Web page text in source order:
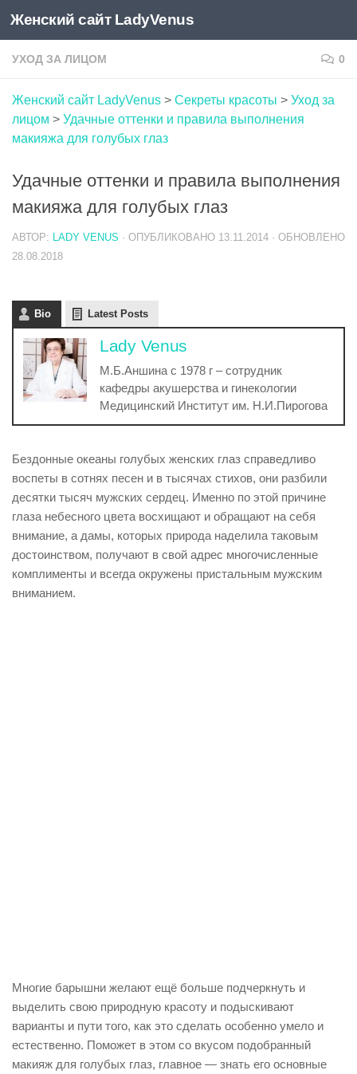
Skip to content
Женский сайт LadyVenus
УХОД ЗА ЛИЦОМ 0
Женский сайт LadyVenus > Секреты красоты > Уход за
лицом > Удачные оттенки и правила выполнения
макияжа для голубых глаз
Удачные оттенки и правила выполнения
макияжа для голубых глаз
АВТОР: LADY VENUS · ОПУБЛИКОВАНО 13.11.2014 · ОБНОВЛЕНО
28.08.2018
Bio Latest Posts
Lady Venus
М.Б.Аншина с 1978 г – сотрудник
кафедры акушерства и гинекологии
Медицинский Институт им. Н.И.Пирогова
Бездонные океаны голубых женских глаз справедливо
воспеты в сотнях песен и в тысячах стихов, они разбили
десятки тысяч мужских сердец. Именно по этой причине
глаза небесного цвета восхищают и обращают на себя
внимание, а дамы, которых природа наделила таковым
достоинством, получают в свой адрес многочисленные
комплименты и всегда окружены пристальным мужским
вниманием.
Многие барышни желают ещё больше подчеркнуть и
выделить свою природную красоту и подыскивают
варианты и пути того, как это сделать особенно умело и
естественно. Поможет в этом со вкусом подобранный
макияж для голубых глаз, главное — знать его основные